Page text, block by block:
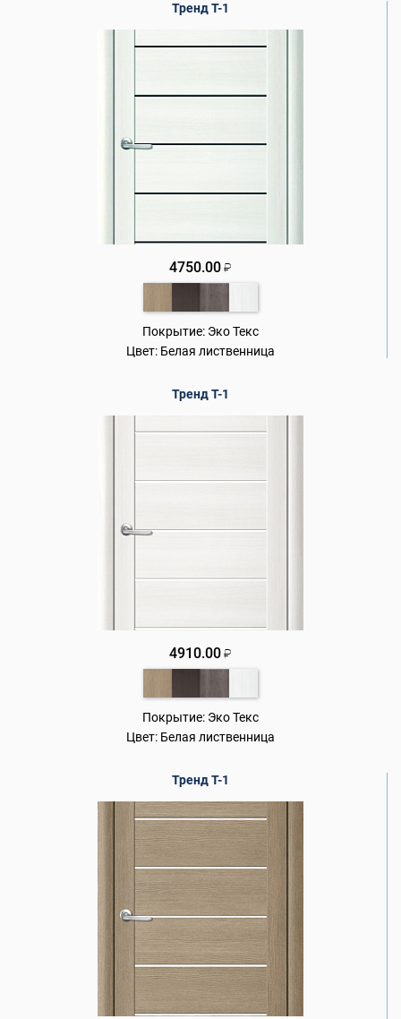
Тренд Т-1
4750.00 ₽
Покрытие: Эко Текс
Цвет: Белая лиственница
Тренд Т-1
4910.00 ₽
Покрытие: Эко Текс
Цвет: Белая лиственница
Тренд Т-1